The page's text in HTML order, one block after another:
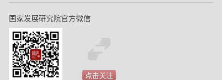
国家发展研究院官方微信
点击关注